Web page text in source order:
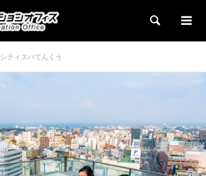
検索
シティスパてんくう